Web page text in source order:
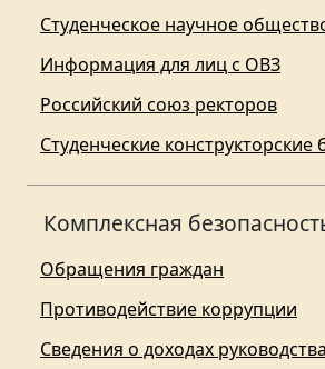
Студенческое научное
Информация для лиц с ОВЗ
Российский союз ректоров
Студенческие конструкторские
Комплексная
Обращения граждан
Противодействие коррупции
Сведения о доходах